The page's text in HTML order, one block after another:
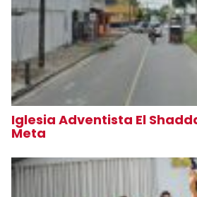
Iglesia Adventista El
Meta